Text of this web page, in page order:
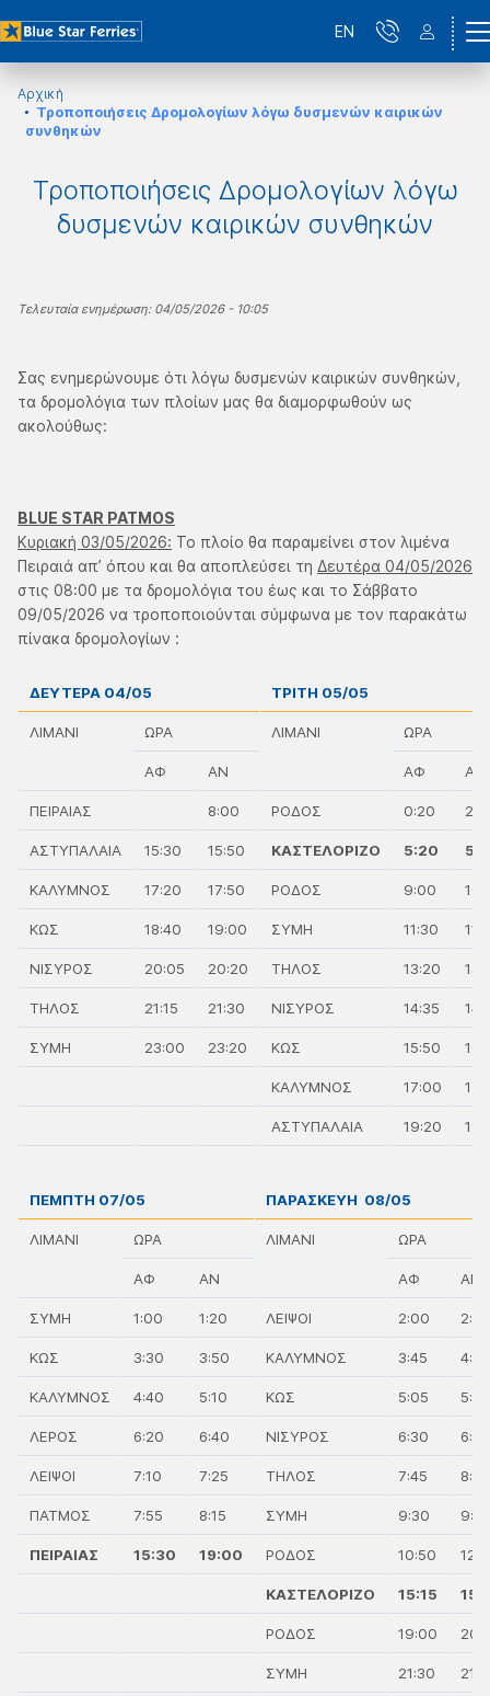
EN
Αρχική
Τροποποιήσεις Δρομολογίων λόγω δυσμενών καιρικών
συνθηκών
Τροποποιήσεις Δρομολογίων λόγω
δυσμενών καιρικών συνθηκών
Τελευταία ενημέρωση: 04/05/2026 - 10:05
Σας ενημερώνουμε ότι λόγω δυσμενών καιρικών συνθηκών,
τα δρομολόγια των πλοίων μας θα διαμορφωθούν ως
ακολούθως:
BLUE STAR PATMOS
Κυριακή 03/05/2026: Το πλοίο θα παραμείνει στον λιμένα
Πειραιά απ’ όπου και θα αποπλεύσει τη Δευτέρα 04/05/2026
στις 08:00 με τα δρομολόγια του έως και το Σάββατο
09/05/2026 να τροποποιούνται σύμφωνα με τον παρακάτω
πίνακα δρομολογίων :
ΔΕΥΤΕΡΑ 04/05 ΤΡΙΤΗ 05/05
ΛΙΜΑΝΙ ΩΡΑ ΛΙΜΑΝΙ ΩΡΑ
ΑΦ ΑΝ ΑΦ ΑΝ
ΠΕΙΡΑΙΑΣ 8:00 ΡΟΔΟΣ 0:20
ΑΣΤΥΠΑΛΑΙΑ 15:30 15:50 ΚΑΣΤΕΛΟΡΙΖΟ 5:20
ΚΑΛΥΜΝΟΣ 17:20 17:50 ΡΟΔΟΣ 9:00
ΚΩΣ 18:40 19:00 ΣΥΜΗ 11:30
ΝΙΣΥΡΟΣ 20:05 20:20 ΤΗΛΟΣ 13:20
ΤΗΛΟΣ 21:15 21:30 ΝΙΣΥΡΟΣ 14:35
ΣΥΜΗ 23:00 23:20 ΚΩΣ 15:50
ΚΑΛΥΜΝΟΣ 17:00
ΑΣΤΥΠΑΛΑΙΑ 19:20
ΠΕΜΠΤΗ 07/05 ΠΑΡΑΣΚΕΥΗ 08/05
ΛΙΜΑΝΙ ΩΡΑ ΛΙΜΑΝΙ ΩΡΑ
ΑΦ ΑΝ ΑΦ ΑΝ
ΣΥΜΗ 1:00 1:20 ΛΕΙΨΟΙ 2:00 2:20
ΚΩΣ 3:30 3:50 ΚΑΛΥΜΝΟΣ 3:45 4:15
ΚΑΛΥΜΝΟΣ 4:40 5:10 ΚΩΣ 5:05 5:30
ΛΕΡΟΣ 6:20 6:40 ΝΙΣΥΡΟΣ 6:30 6:45
ΛΕΙΨΟΙ 7:10 7:25 ΤΗΛΟΣ 7:45
ΠΑΤΜΟΣ 7:55 8:15 ΣΥΜΗ 9:30
ΠΕΙΡΑΙΑΣ 15:30 19:00 ΡΟΔΟΣ 10:50
ΚΑΣΤΕΛΟΡΙΖΟ 15:15
ΡΟΔΟΣ 19:00
ΣΥΜΗ 21:30